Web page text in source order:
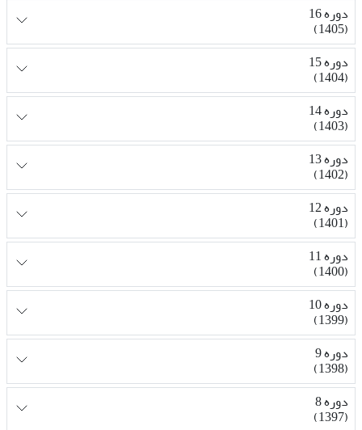
دوره 16
(1405)
دوره 15
(1404)
دوره 14
(1403)
دوره 13
(1402)
دوره 12
(1401)
دوره 11
(1400)
دوره 10
(1399)
دوره 9
(1398)
دوره 8
(1397)